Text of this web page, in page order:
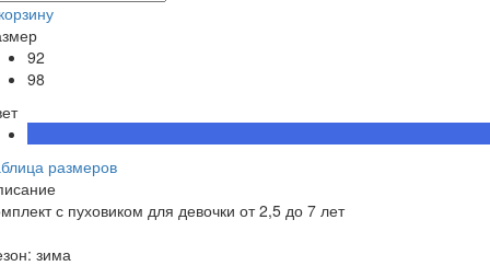
92
98
размеров
с пуховиком для девочки от 2,5 до 7 лет
зима